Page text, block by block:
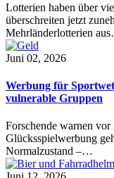
Lotterien haben über
überschreiten jetzt
Mehrländerlotterien
Juni 02, 2026
Werbung für
vulnerable Gruppen
Forschende warnen
Glücksspielwerbung
Normalzustand –…